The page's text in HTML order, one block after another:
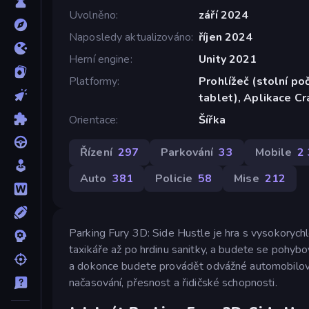
Uvolněno
září 2024
Naposledy aktualizováno říjen 2024
Herní engine
Unity 2021
Platformy
Prohlížeč (stolní
tablet), Aplikace
Orientace
Šířka
Řízení 297 Parkování 33 Mobile 2
Auto 381 Policie 58 Mise 212
Parking Fury 3D: Side Hustle je hra s
taxikáře až po hrdinu sanitky, a budete se
a dokonce budete provádět odvážné
načasování, přesnost a řidičské schopnosti.